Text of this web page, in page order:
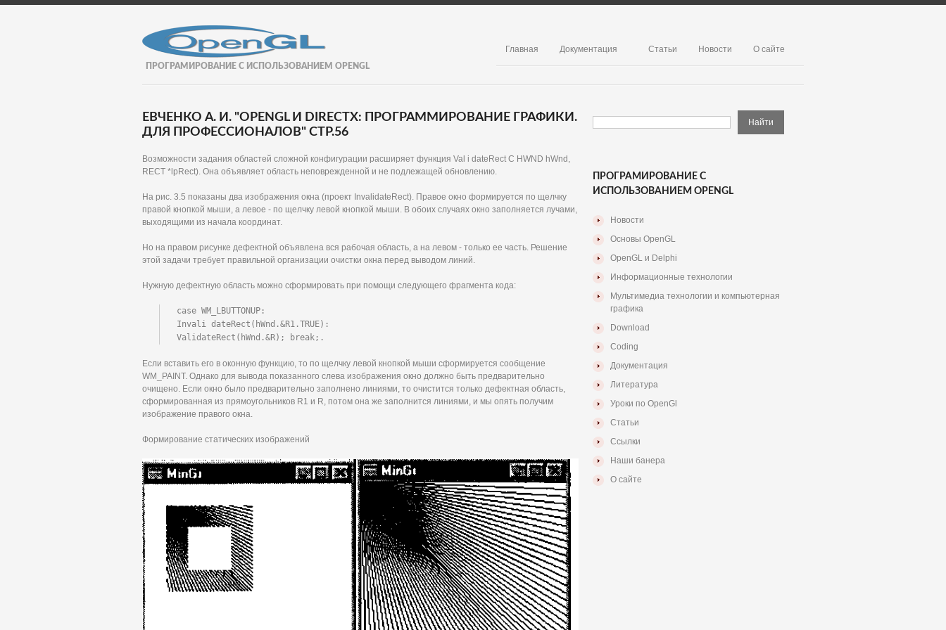
ПРОГРАМИРОВАНИЕ С ИСПОЛЬЗОВАНИЕМ OPENGL
Главная Документация Статьи Новости О сайте
ЕВЧЕНКО А. И. "OPENGL И DIRECTX: ПРОГРАММИРОВАНИЕ ГРАФИКИ.
ДЛЯ ПРОФЕССИОНАЛОВ" СТР.56
Возможности задания областей сложной конфигурации расширяет функция Val i dateRect С HWND hWnd,
RECT *lpRect). Она объявляет область неповрежденной и не подлежащей обновлению.
На рис. 3.5 показаны два изображения окна (проект InvalidateRect). Правое окно формируется по щелчку
правой кнопкой мыши, а левое - по щелчку левой кнопкой мыши. В обоих случаях окно заполняется лучами,
выходящими из начала координат.
Но на правом рисунке дефектной объявлена вся рабочая область, а на левом - только ее часть. Решение
этой задачи требует правильной организации очистки окна перед выводом линий.
Нужную дефектную область можно сформировать при помощи следующего фрагмента кода:
case WM_LBUTTONUP:
Invali dateRect(hWnd.&R1.TRUE):
ValidateRect(hWnd.&R); break;.
Если вставить его в оконную функцию, то по щелчку левой кнопкой мыши сформируется сообщение
WM_PAINT. Однако для вывода показанного слева изображения окно должно быть предварительно
очищено. Если окно было предварительно заполнено линиями, то очистится только дефектная область,
сформированная из прямоугольников R1 и R, потом она же заполнится линиями, и мы опять получим
изображение правого окна.
Формирование статических изображений
ПРОГРАМИРОВАНИЕ С
ИСПОЛЬЗОВАНИЕМ OPENGL
Новости
Основы OpenGL
OpenGL и Delphi
Информационные технологии
Мультимедиа технологии и компьютерная
графика
Download
Coding
Документация
Литература
Уроки по OpenGl
Статьи
Ссылки
Наши банера
О сайте